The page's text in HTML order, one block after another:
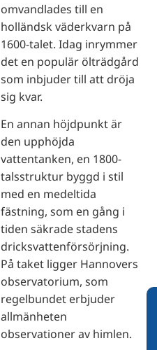
omvandlades till en
holländsk väderkvarn på
1600-talet. Idag inrymmer
det en populär ölträdgård
som inbjuder till att dröja
sig kvar.
En annan höjdpunkt är
den upphöjda
vattentanken, en 1800-
talsstruktur byggd i stil
med en medeltida
fästning, som en gång i
tiden säkrade stadens
dricksvattenförsörjning.
På taket ligger Hannovers
observatorium, som
regelbundet erbjuder
allmänheten
observationer av himlen.